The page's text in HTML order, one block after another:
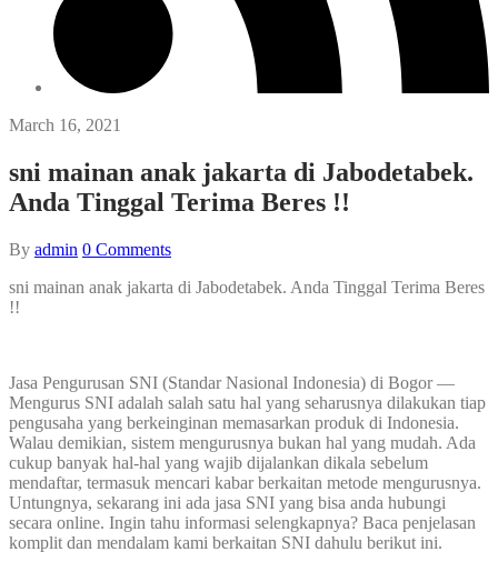
March 16, 2021
sni mainan anak jakarta di Jabodetabek.
Anda Tinggal Terima Beres !!
By admin 0 Comments
sni mainan anak jakarta di Jabodetabek. Anda Tinggal Terima Beres
!!
Jasa Pengurusan SNI (Standar Nasional Indonesia) di Bogor —
Mengurus SNI adalah salah satu hal yang seharusnya dilakukan tiap
pengusaha yang berkeinginan memasarkan produk di Indonesia.
Walau demikian, sistem mengurusnya bukan hal yang mudah. Ada
cukup banyak hal-hal yang wajib dijalankan dikala sebelum
mendaftar, termasuk mencari kabar berkaitan metode mengurusnya.
Untungnya, sekarang ini ada jasa SNI yang bisa anda hubungi
secara online. Ingin tahu informasi selengkapnya? Baca penjelasan
komplit dan mendalam kami berkaitan SNI dahulu berikut ini.